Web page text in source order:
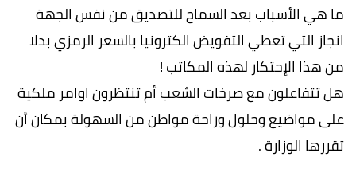
ما هي الأسباب بعد السماح للتصديق من نفس الجهة
انجاز التي تعطي التفويض الكترونيا بالسعر الرمزي بدلا
من هذا الإحتكار لهذه المكاتب !
هل تتفاعلون مع صرخات الشعب أم تنتظرون اوامر ملكية
على مواضيع وحلول وراحة مواطن من السهولة بمكان أن
تقررها الوزارة .